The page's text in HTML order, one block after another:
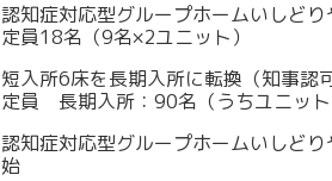
認知症対応型グループホームいしど
定員18名（9名×2ユニット）
短入所6床を長期入所に転換（知事認
定員 長期入所：90名（うちユニッ
認知症対応型グループホームいしど
始